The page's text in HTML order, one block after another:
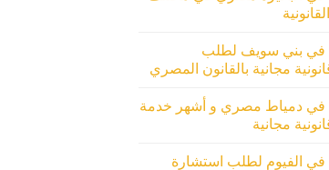
في بني سويف لطلب
مجانية بالقانون المصري
في دمياط مصري و أشهر خدمة
مجانية
الفيوم لطلب استشارة